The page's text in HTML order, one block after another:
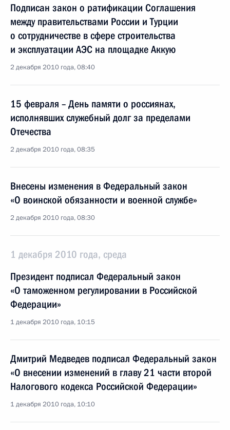
Подписан закон о ратификации Соглашения
между правительствами России и Турции
о сотрудничестве в сфере строительства
и эксплуатации АЭС на площадке Аккую
2 декабря 2010 года, 08:40
15 февраля – День памяти о россиянах,
исполнявших служебный долг за пределами
Отечества
2 декабря 2010 года, 08:35
Внесены изменения в Федеральный закон
«О воинской обязанности и военной службе»
2 декабря 2010 года, 08:30
1 декабря 2010 года, среда
Президент подписал Федеральный закон
«О таможенном регулировании в Российской
Федерации»
1 декабря 2010 года, 10:15
Дмитрий Медведев подписал Федеральный закон
«О внесении изменений в главу 21 части второй
Налогового кодекса Российской Федерации»
1 декабря 2010 года, 10:10